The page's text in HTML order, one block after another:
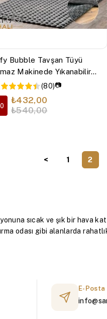
Bubble Tavşan Tüyü
Makinede Yıkanabilir
Koridor Mutfak Halı Kilim
(80)📷
₺432,00
₺540,00
< 1 2
sıcak ve şık bir hava
odası gibi alanlarda
E-Posta